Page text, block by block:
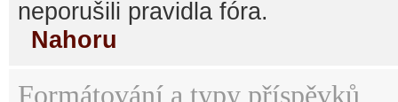
neporušili pravidla fóra.
Nahoru
Formátování a typy příspěvků